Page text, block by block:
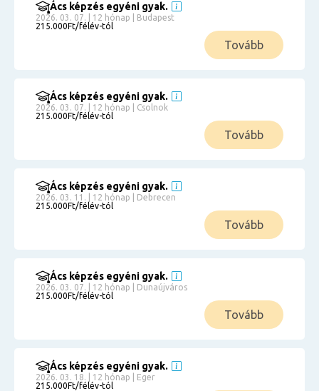
Ács képzés egyéni gyak.
2026. 03. 07. | 12 hónap | Budapest
215.000Ft/félév-tól
Tovább
Ács képzés egyéni gyak.
2026. 03. 07. | 12 hónap | Csolnok
215.000Ft/félév-tól
Tovább
Ács képzés egyéni gyak.
2026. 03. 11. | 12 hónap | Debrecen
215.000Ft/félév-tól
Tovább
Ács képzés egyéni gyak.
2026. 03. 07. | 12 hónap | Dunaújváros
215.000Ft/félév-tól
Tovább
Ács képzés egyéni gyak.
2026. 03. 18. | 12 hónap | Eger
215.000Ft/félév-tól